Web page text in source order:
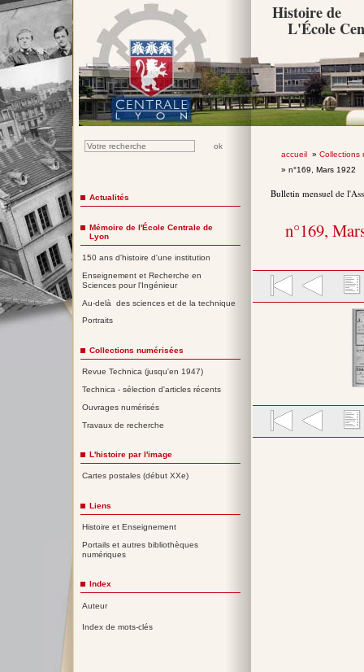
Histoire de
L'École
accueil» Collections
» n°169, Mars 1922
Bulletin mensuel de
n°169,
Actualités
Mémoire de l'École Centrale de
Lyon
150 ans d'histoire d'une institution
Enseignement et Recherche en
Sciences pour l'Ingénieur
Au-delà des sciences et de la technique
Portraits
Collections numérisées
Revue Technica (jusqu'en 1947)
Technica - sélection d'articles récents
Ouvrages numérisés
Travaux de recherche
L'histoire par l'image
Cartes postales (début XXe)
Liens
Histoire et Enseignement
Portails et autres bibliothèques
numériques
Index
Auteur
Index de mots-clés